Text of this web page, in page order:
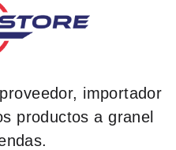
importador
productos a granel